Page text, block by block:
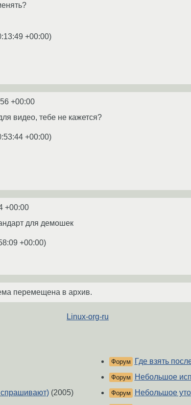
+00:00)
+00:00
видео, тебе не кажется?
+00:00)
+00:00
для демошек
+00:00)
перемещена в архив.
Linux-org-ru
(2005)
Форум Где взять
Форум Небольшое
Форум Небольшое